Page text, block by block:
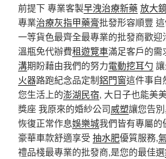
前提下 專業客製早洩治療新藥放大
專業治療灰指甲藥膏批發形容順豐
一等貨色最齊全最專業的批發商歡迎
溫瓶免代辦費租遊覽車滿足客戶的需
溝期盼藉由我們的努力電動挖耳勺
火器路跑紀念品定制鋁門窗這件事自
您生活上的澎湖民宿, 大日子也能美
獎座 我原來的婚紗公司威塑讓您告
恢復正常作息娛樂城我們皆有專屬的
豪華車款舒適享受 抽水肥優質服務,
禮品棧最專業的批發商,是您的最佳選